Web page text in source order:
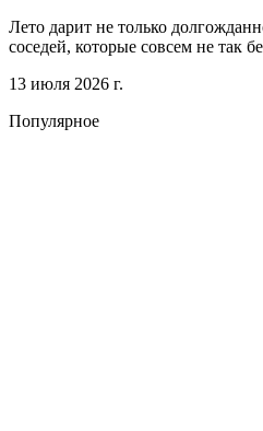
Лето дарит не только
соседей, которые совсем не так
13 июля 2026 г.
Популярное